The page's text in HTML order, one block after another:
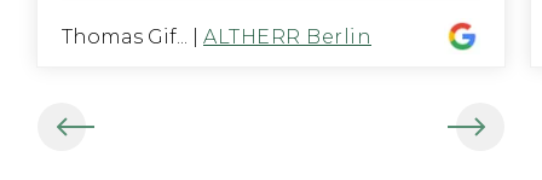
Thomas Gif... ALTHERR Berlin